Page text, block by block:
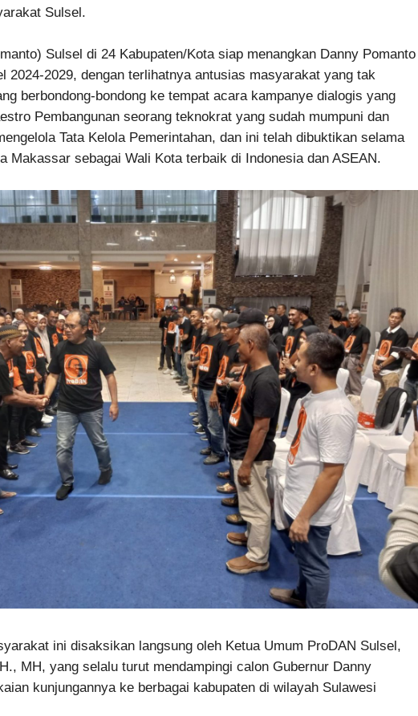
Sulsel.
Sulsel di 24 Kabupaten/Kota siap menangkan Danny Pomanto
2024-2029, dengan terlihatnya antusias masyarakat yang tak
berbondong-bondong ke tempat acara kampanye dialogis yang
Pembangunan seorang teknokrat yang sudah mumpuni dan
Tata Kelola Pemerintahan, dan ini telah dibuktikan selama
Makassar sebagai Wali Kota terbaik di Indonesia dan ASEAN.
ini disaksikan langsung oleh Ketua Umum ProDAN Sulsel,
MH, yang selalu turut mendampingi calon Gubernur Danny
kunjungannya ke berbagai kabupaten di wilayah Sulawesi